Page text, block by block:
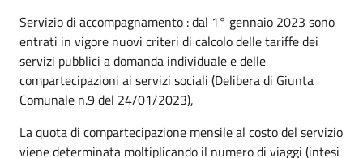
Servizio di accompagnamento : dal 1° gennaio 2023 sono
entrati in vigore nuovi criteri di calcolo delle tariffe dei
servizi pubblici a domanda individuale e delle
compartecipazioni ai servizi sociali (Delibera di Giunta
Comunale n.9 del 24/01/2023),
La quota di compartecipazione mensile al costo del servizio
viene determinata moltiplicando il numero di viaggi (intesi